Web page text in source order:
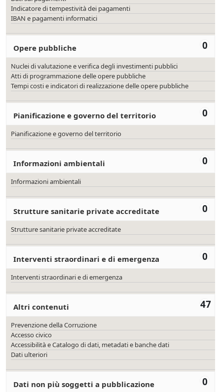
Indicatore di tempestività dei pagamenti
IBAN e pagamenti informatici
0
Opere pubbliche
Nuclei di valutazione e verifica degli investimenti pubblici
Atti di programmazione delle opere pubbliche
Tempi costi e indicatori di realizzazione delle opere pubbliche
0
Pianificazione e governo del territorio
Pianificazione e governo del territorio
0
Informazioni ambientali
Informazioni ambientali
0
Strutture sanitarie private accreditate
Strutture sanitarie private accreditate
0
Interventi straordinari e di emergenza
Interventi straordinari e di emergenza
47
Altri contenuti
Prevenzione della Corruzione
Accesso civico
Accessibilità e Catalogo di dati, metadati e banche dati
Dati ulteriori
0
Dati non più soggetti a pubblicazione